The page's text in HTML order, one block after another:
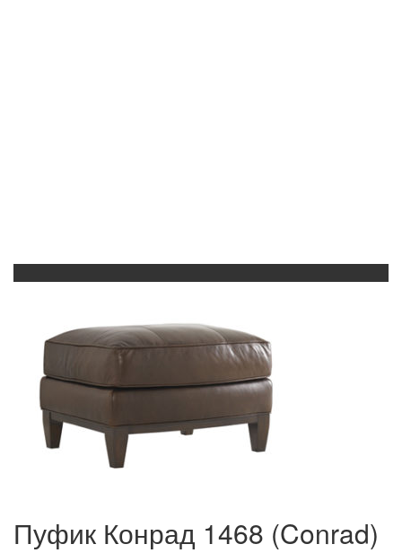
Пуфик Конрад 1468 (Conrad)